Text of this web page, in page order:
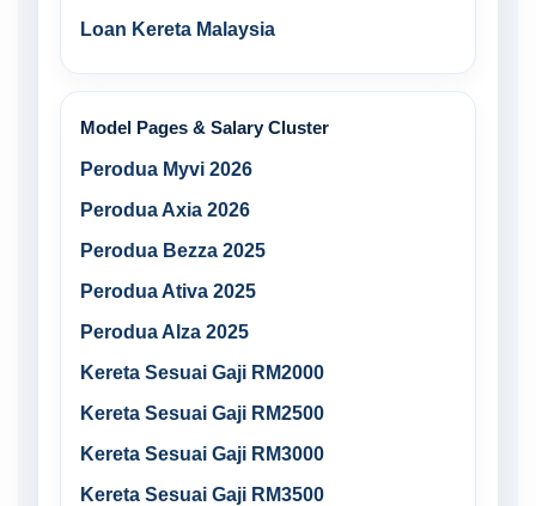
Loan Kereta Malaysia
Model Pages & Salary Cluster
Perodua Myvi 2026
Perodua Axia 2026
Perodua Bezza 2025
Perodua Ativa 2025
Perodua Alza 2025
Kereta Sesuai Gaji RM2000
Kereta Sesuai Gaji RM2500
Kereta Sesuai Gaji RM3000
Kereta Sesuai Gaji RM3500